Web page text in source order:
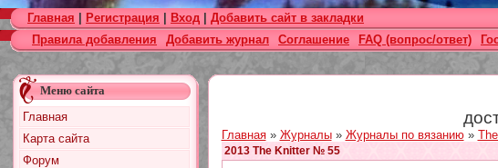
Цветок. Спецвыпуск №4 2019
Designs in Machine Embroidery
№116 2019
Burda Örgü dergisi №2 2019
Loopy Mango Knitting: 34
Fashionable Pieces You Can
Make in a Day
Craft Stamper - January 2020
Главная Регистрация Вход Добавить сайт в закладки
Правила добавления
Добавить журнал Соглашение FAQ (вопрос/ответ)
Меню сайта
Главная
Карта сайта
Форум
Главная» Журналы» Журналы по вязанию»
2013 The Knitter № 55